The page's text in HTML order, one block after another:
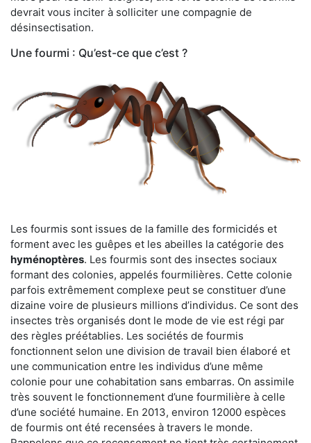
devrait vous inciter à solliciter une compagnie de
désinsectisation.
Une fourmi : Qu’est-ce que c’est ?
Les fourmis sont issues de la famille des formicidés et
forment avec les guêpes et les abeilles la catégorie des
hyménoptères. Les fourmis sont des insectes sociaux
formant des colonies, appelés fourmilières. Cette colonie
parfois extrêmement complexe peut se constituer d’une
dizaine voire de plusieurs millions d’individus. Ce sont des
insectes très organisés dont le mode de vie est régi par
des règles préétablies. Les sociétés de fourmis
fonctionnent selon une division de travail bien élaboré et
une communication entre les individus d’une même
colonie pour une cohabitation sans embarras. On assimile
très souvent le fonctionnement d’une fourmilière à celle
d’une société humaine. En 2013, environ 12000 espèces
de fourmis ont été recensées à travers le monde.